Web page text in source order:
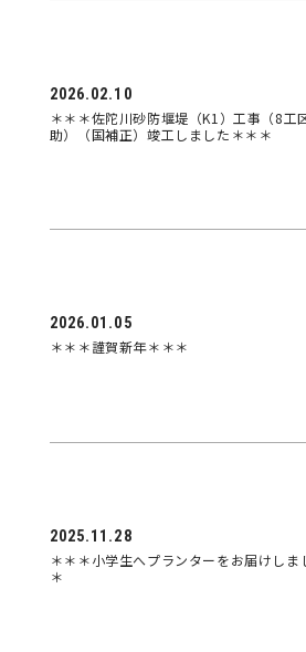
2026.02.10
＊＊＊佐陀川砂防堰堤（K1）工事（8工
助）（国補正）竣工しました＊＊＊
2026.01.05
＊＊＊謹賀新年＊＊＊
2025.11.28
＊＊＊小学生へプランターをお届けしま
＊